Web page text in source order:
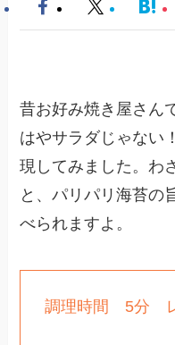
昔お好み焼き屋さん
はやサラダじゃない
現してみました。わ
と、パリパリ海苔の
べられますよ。
調理時間 5